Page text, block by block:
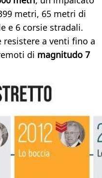
metri, 65 metri di
e 6 corsie stradali.
resistere a venti fino a
di magnitudo 7